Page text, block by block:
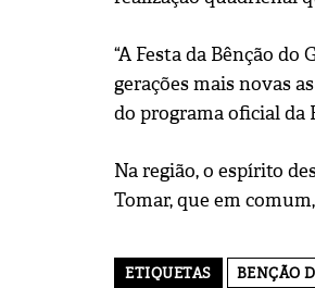
“A Festa da Bênção
gerações mais novas
do programa oficial da
Na região, o espírito
Tomar, que em
ETIQUETAS BENÇÃO